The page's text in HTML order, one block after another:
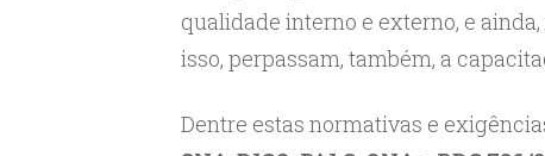
qualidade interno e externo, e
isso, perpassam, também, a
Dentre estas normativas e